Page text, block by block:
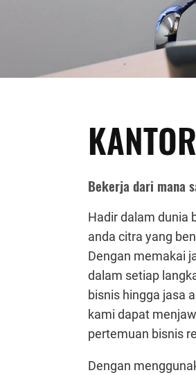
Bekerja dari mana
Hadir dalam dunia
anda citra yang
Dengan memakai
dalam setiap
bisnis hingga jasa
kami dapat
pertemuan bisnis
Dengan